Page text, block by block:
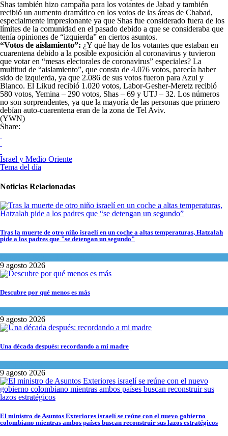
Shas también hizo campaña para los votantes de Jabad y también
recibió un aumento dramático en los votos de las áreas de Chabad,
especialmente impresionante ya que Shas fue considerado fuera de los
límites de la comunidad en el pasado debido a que se consideraba que
tenía opiniones de “izquierda” en ciertos asuntos.
“Votos de aislamiento”: ¿Y qué hay de los votantes que estaban en
cuarentena debido a la posible exposición al coronavirus y tuvieron
que votar en “mesas electorales de coronavirus” especiales? La
multitud de “aislamiento”, que consta de 4.076 votos, parecía haber
sido de izquierda, ya que 2.086 de sus votos fueron para Azul y
Blanco. El Likud recibió 1.020 votos, Labor-Gesher-Meretz recibió
580 votos, Yemina – 290 votos, Shas – 69 y UTJ – 32. Los números
no son sorprendentes, ya que la mayoría de las personas que primero
debían auto-cuarentena eran de la zona de Tel Aviv.
(YWN)
Share:
Israel y Medio Oriente
Tema del día
Noticias Relacionadas
Tras la muerte de otro niño israelí en un coche a altas temperaturas, Hatzalah
pide a los padres que "se detengan un segundo"
9 agosto 2026
Descubre por qué menos es más
9 agosto 2026
Una década después: recordando a mi madre
9 agosto 2026
El ministro de Asuntos Exteriores israelí se reúne con el nuevo gobierno
colombiano mientras ambos países buscan reconstruir sus lazos estratégicos